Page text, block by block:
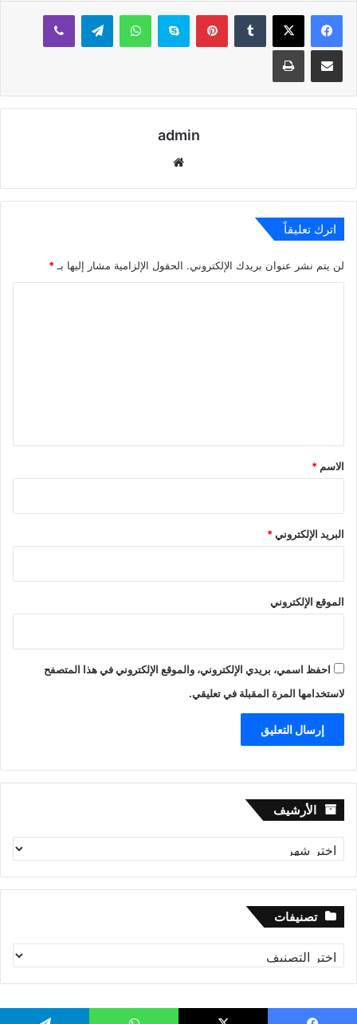
بينتيريستسكايب واتساب تيلقرام ڤايبر
مشاركة عبر البريد طباعة
admin
اترك تعليقاً
لن يتم نشر عنوان بريدك الإلكتروني. الحقول الإلزامية مشار إليها بـ *
*
الاسم *
البريد الإلكتروني*
الموقع الإلكتروني
احفظ اسمي، بريدي الإلكتروني، والموقع الإلكتروني في هذا المتصفح
لاستخدامها المرة المقبلة في تعليقي.
الأرشيف الأرشيف
تصنيفات
تصنيفات